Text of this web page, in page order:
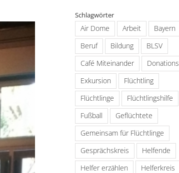
Schlagwörter
Air Dome
Arbeit
Bayern
Beruf
Bildung
BLSV
Café Miteinander
Donations
Exkursion
Flüchtling
Flüchtlinge
Flüchtlingshilfe
Fußball
Geflüchtete
Gemeinsam für Flüchtlinge
Gesprächskreis
Helfende
Helfer erzählen
Helferkreis